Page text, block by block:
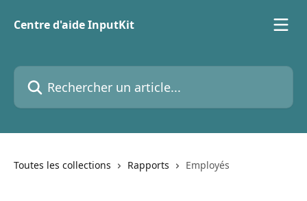
Centre d'aide InputKit
Rechercher un article...
Toutes les collections Rapports Employés